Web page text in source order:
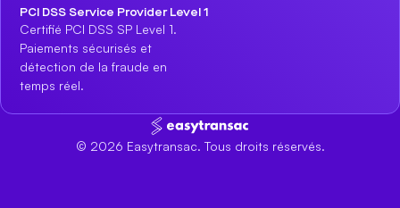
PCI DSS Service Provider Level 1
Certifié PCI DSS SP Level 1.
Paiements sécurisés et
détection de la fraude en
temps réel.
© 2026 Easytransac. Tous droits réservés.